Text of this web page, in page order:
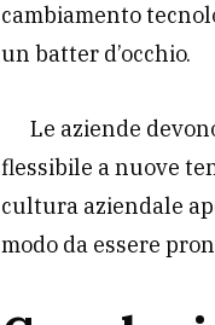
cambiamento
un batter d’occhio.
Le aziende
flessibile a nuove
cultura aziendale
modo da essere